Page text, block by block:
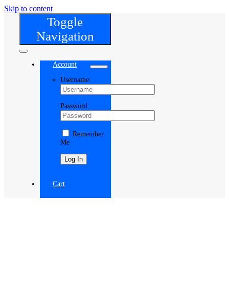
Skip to content
Toggle
Navigation
Account
Username:
Password:
Remember
Me
Cart